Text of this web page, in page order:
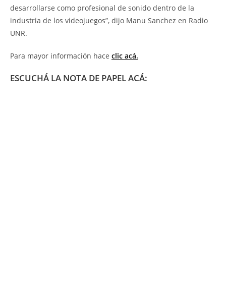
desarrollarse como profesional de sonido dentro de la
industria de los videojuegos”, dijo Manu Sanchez en Radio
UNR.
Para mayor información hace clic acá.
ESCUCHÁ LA NOTA DE PAPEL ACÁ: